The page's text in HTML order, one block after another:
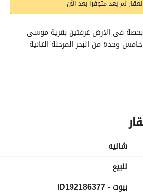
لم يعد متوفرا بعد الآن
شاليه
للبيع
بيوت - ID192186377